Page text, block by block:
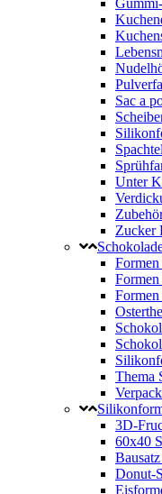
Sac a
Unter
Zucker
Thema
3D-
60x40
Donut-